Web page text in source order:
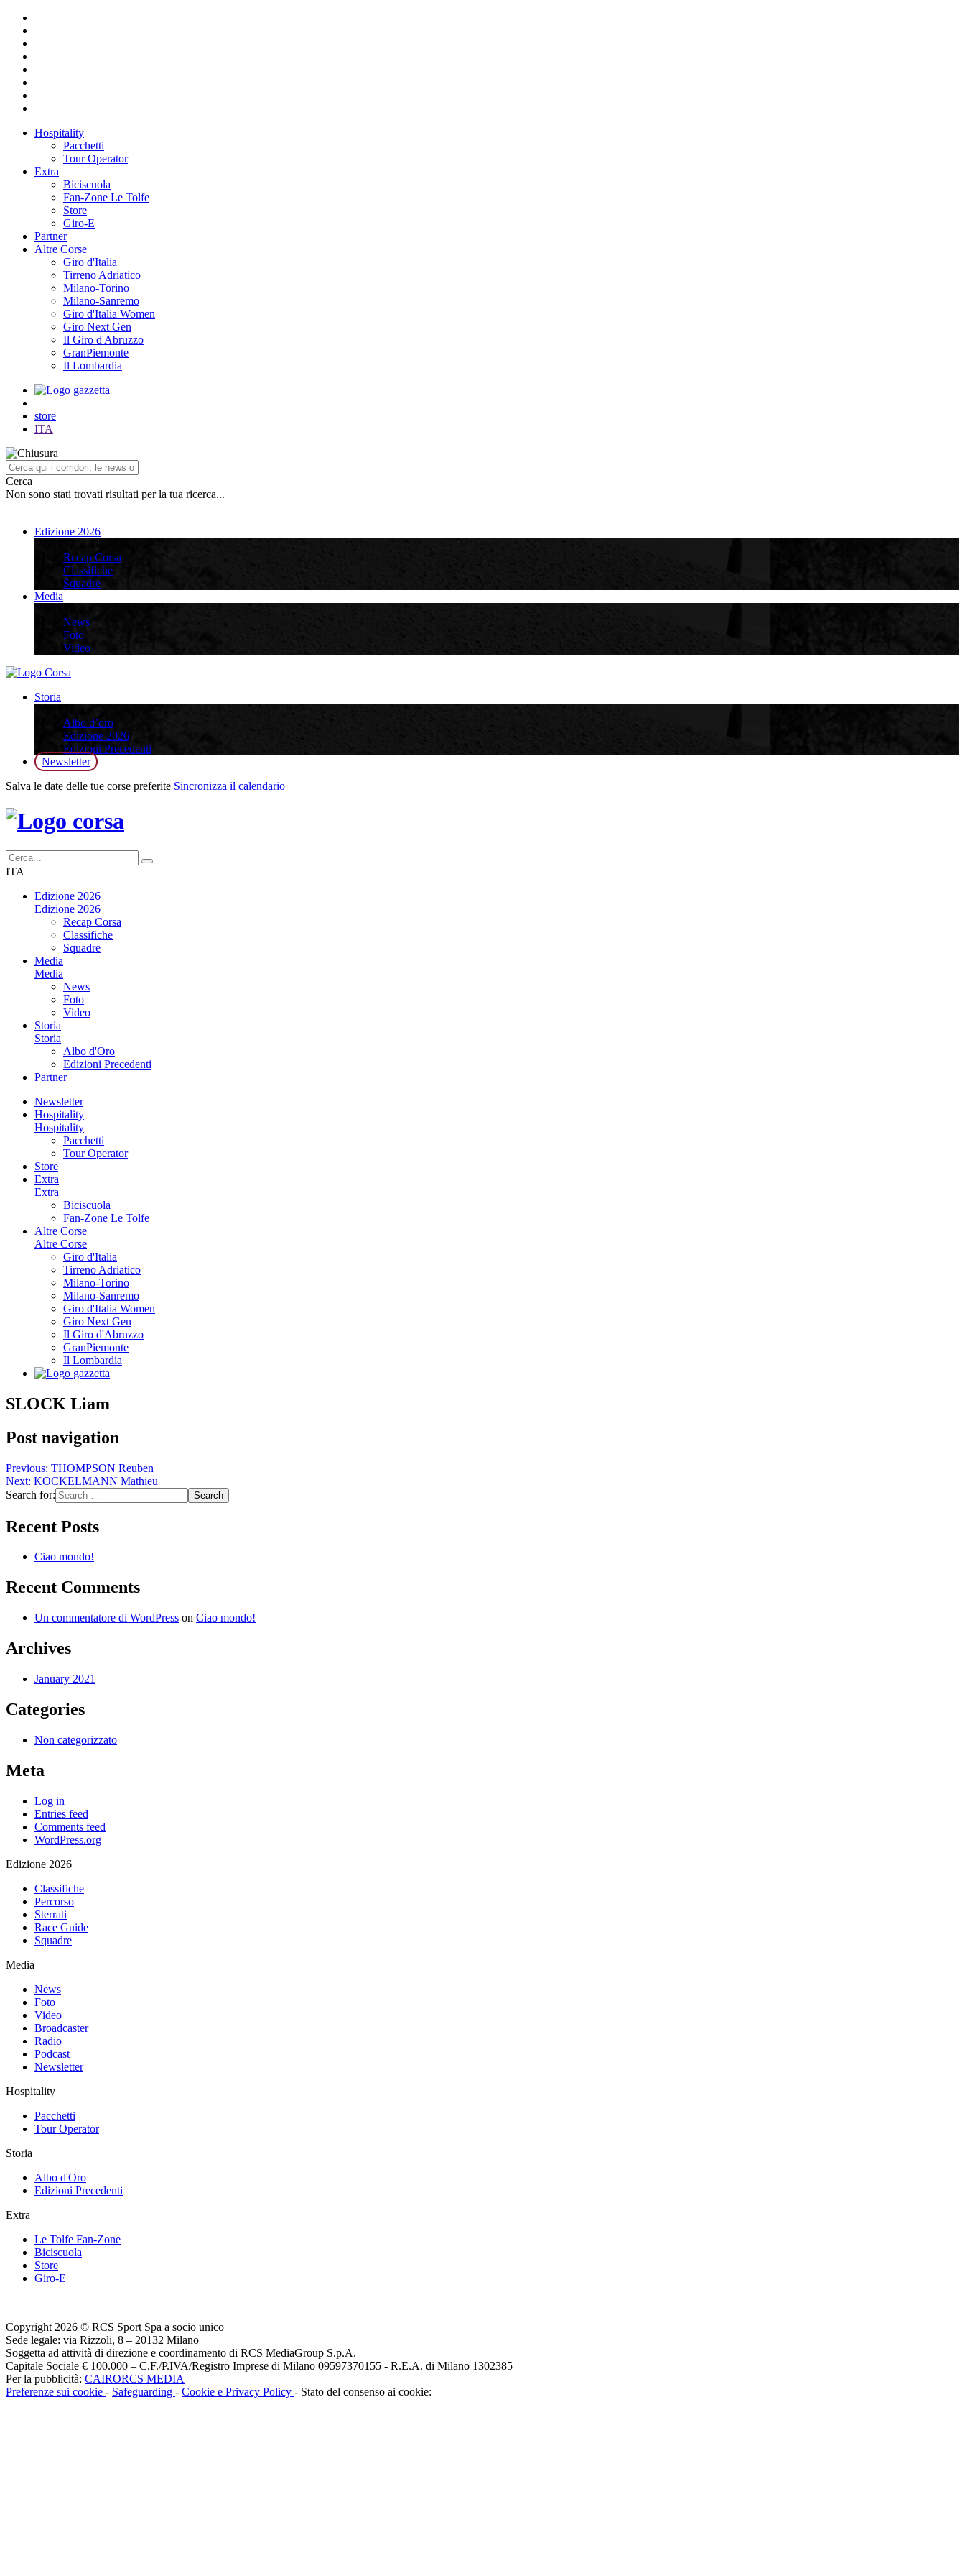
Hospitality
Pacchetti
Tour Operator
Extra
Biciscuola
Fan-Zone Le Tolfe
Store
Giro-E
Partner
Altre Corse
Giro d'Italia
Tirreno Adriatico
Milano-Torino
Milano-Sanremo
Giro d'Italia Women
Giro Next Gen
Il Giro d'Abruzzo
GranPiemonte
Il Lombardia
store
ITA
Cerca
Non sono stati trovati risultati per la tua ricerca...
Edizione 2026
Recap Corsa
Classifiche
Squadre
Media
News
Foto
Video
Storia
Albo d’oro
Edizione 2026
Edizioni Precedenti
Newsletter
Salva le date delle tue corse preferite Sincronizza il calendario
ITA
Edizione 2026
Edizione 2026
Recap Corsa
Classifiche
Squadre
Media
Media
News
Foto
Video
Storia
Storia
Albo d'Oro
Edizioni Precedenti
Partner
Newsletter
Hospitality
Hospitality
Pacchetti
Tour Operator
Store
Extra
Extra
Biciscuola
Fan-Zone Le Tolfe
Altre Corse
Altre Corse
Giro d'Italia
Tirreno Adriatico
Milano-Torino
Milano-Sanremo
Giro d'Italia Women
Giro Next Gen
Il Giro d'Abruzzo
GranPiemonte
Il Lombardia
SLOCK Liam
Post navigation
Previous: THOMPSON Reuben
Next: KOCKELMANN Mathieu
Search for:
Recent Posts
Ciao mondo!
Recent Comments
Un commentatore di WordPress on Ciao mondo!
Archives
January 2021
Categories
Non categorizzato
Meta
Log in
Entries feed
Comments feed
WordPress.org
Edizione 2026
Classifiche
Percorso
Sterrati
Race Guide
Squadre
Media
News
Foto
Video
Broadcaster
Radio
Podcast
Newsletter
Hospitality
Pacchetti
Tour Operator
Storia
Albo d'Oro
Edizioni Precedenti
Extra
Le Tolfe Fan-Zone
Biciscuola
Store
Giro-E
Copyright 2026 © RCS Sport Spa a socio unico
Sede legale: via Rizzoli, 8 – 20132 Milano
Soggetta ad attività di direzione e coordinamento di RCS MediaGroup S.p.A.
Capitale Sociale € 100.000 – C.F./P.IVA/Registro Imprese di Milano 09597370155 - R.E.A. di Milano 1302385
Per la pubblicità: CAIRORCS MEDIA
Preferenze sui cookie - Safeguarding - Cookie e Privacy Policy - Stato del consenso ai cookie: